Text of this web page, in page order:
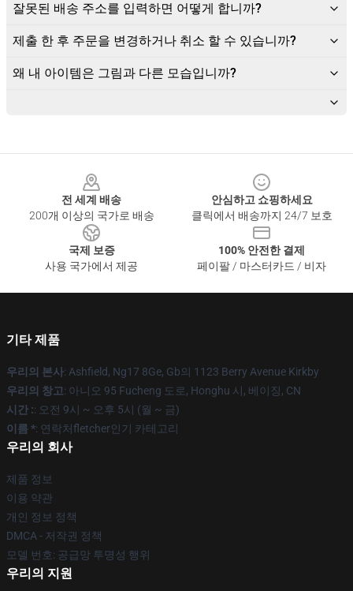
잘못된 배송 주소를 입력하면 어떻게 합니까?
제출 한 후 주문을 변경하거나 취소 할 수 있습니까?
왜 내 아이템은 그림과 다른 모습입니까?
전 세계 배송
200개 이상의 국가로 배송
안심하고 쇼핑하세요
클릭에서 배송까지 24/7 보호
국제 보증
사용 국가에서 제공
100% 안전한 결제
페이팔 / 마스터카드 / 비자
기타 제품
우리의 본사: Ashfield, Ng17 8Ge, Gb의 1123 Berry Avenue Kirkby
우리의 창고: 아니오 95 Fucheng 도로, Honghu 시, 베이징, CN
시간 :: 오전 9시 ~ 오후 5시 (월 ~ 금)
이름 *: 연락처fletcher인기 카테고리
우리의 회사
제품 정보
이용 약관
개인 정보 정책
DMCA - 저작권 정책
모델 번호: 공급망 투명성 행위
우리의 지원